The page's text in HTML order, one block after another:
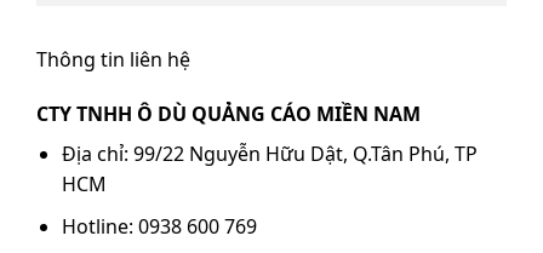
Thông tin liên hệ
CTY TNHH Ô DÙ QUẢNG CÁO MIỀN NAM
Địa chỉ: 99/22 Nguyễn Hữu Dật, Q.Tân Phú, TP
HCM
Hotline: 0938 600 769‬